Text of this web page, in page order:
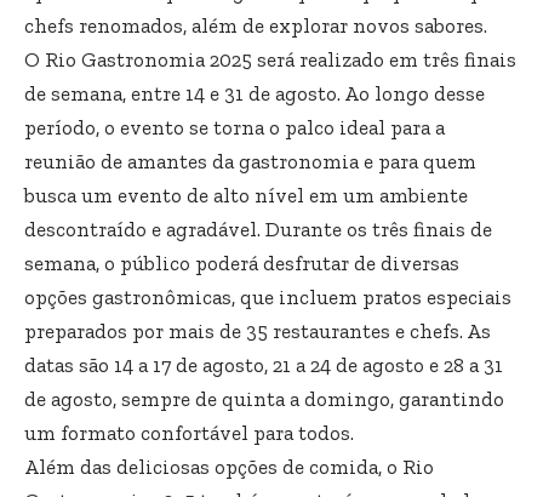
chefs renomados, além de explorar novos sabores.
O Rio Gastronomia 2025 será realizado em três finais
de semana, entre 14 e 31 de agosto. Ao longo desse
período, o evento se torna o palco ideal para a
reunião de amantes da gastronomia e para quem
busca um evento de alto nível em um ambiente
descontraído e agradável. Durante os três finais de
semana, o público poderá desfrutar de diversas
opções gastronômicas, que incluem pratos especiais
preparados por mais de 35 restaurantes e chefs. As
datas são 14 a 17 de agosto, 21 a 24 de agosto e 28 a 31
de agosto, sempre de quinta a domingo, garantindo
um formato confortável para todos.
Além das deliciosas opções de comida, o Rio